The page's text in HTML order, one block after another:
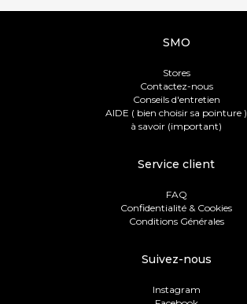
SMO
Stores
Contactez-nous
Conseils d'entretien
AIDE ( bien choisir sa pointure )
à savoir (important)
Service client
FAQ
Confidentialité & Cookies
Conditions Générales
Suivez-nous
Instagram